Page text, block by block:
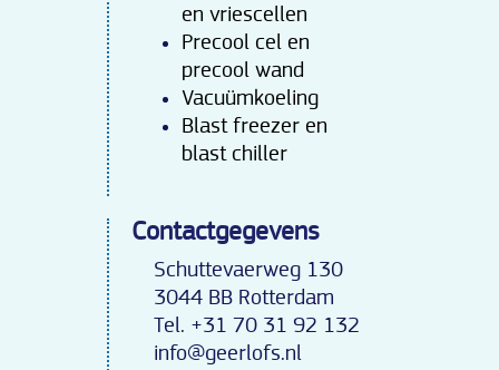
en vriescellen
Precool cel en
precool wand
Vacuümkoeling
Blast freezer en
blast chiller
Contactgegevens
Schuttevaerweg 130
3044 BB Rotterdam
Tel. +31 70 31 92 132
info@geerlofs.nl